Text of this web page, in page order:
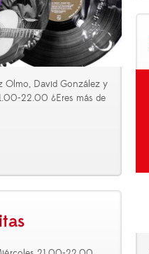
Olmo, David González y
22.00 ¿Eres más de